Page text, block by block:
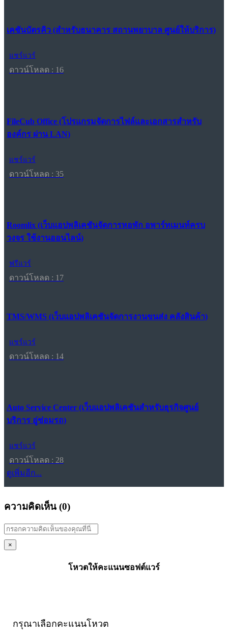
เคชันบัตรคิว (สำหรับธนาคาร สถานพยาบาล ศูนย์ให้บริการ)
แชร์แวร์
ดาวน์โหลด : 16
FileCub Office (โปรแกรมจัดการไฟล์และเอกสารสำหรับ
องค์กร ผ่าน LAN)
แชร์แวร์
ดาวน์โหลด : 35
Roomlix (เว็บแอปพลิเคชันจัดการหอพัก อพาร์ทเมนท์ครบ
วงจร ใช้งานออนไลน์)
ฟรีแวร์
ดาวน์โหลด : 17
TMS/WMS (เว็บแอปพลิเคชันจัดการงานขนส่ง คลังสินค้า)
แชร์แวร์
ดาวน์โหลด : 14
Auto Service Center (เว็บแอปพลิเคชันสำหรับธุรกิจศูนย์
บริการ อู่ซ่อมรถ)
แชร์แวร์
ดาวน์โหลด : 28
ดูเพิ่มอีก...
ความคิดเห็น (0)
×
โหวตให้คะแนนซอฟต์แวร์
กรุณาเลือกคะแนนโหวต